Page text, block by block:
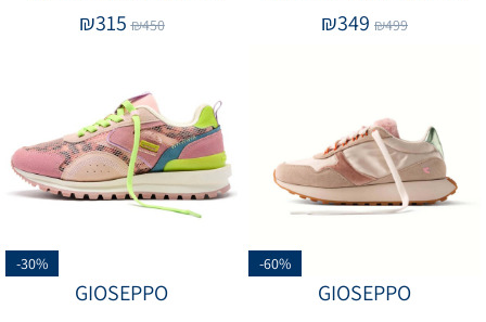
₪499
₪349
₪450
₪315
-60%
GIOSEPPO
-30%
GIOSEPPO